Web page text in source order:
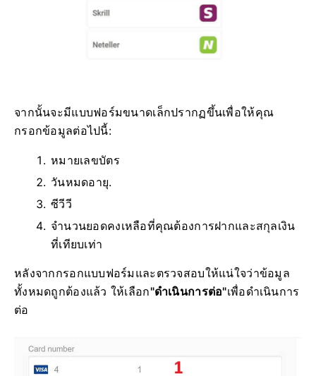
จากนั้นจะมีแบบฟอร์มขนาดเล็กปรากฏขึ้นเพื่อให้คุณ
กรอกข้อมูลต่อไปนี้:
หมายเลขบัตร
วันหมดอายุ.
ซีวีวี
จำนวนยอดคงเหลือที่คุณต้องการฝากและสกุลเงิน
ที่เทียบเท่า
หลังจากกรอกแบบฟอร์มและตรวจสอบให้แน่ใจว่าข้อมูล
ทั้งหมดถูกต้องแล้ว ให้เลือก"ดำเนินการต่อ"เพื่อดำเนินการ
ต่อ